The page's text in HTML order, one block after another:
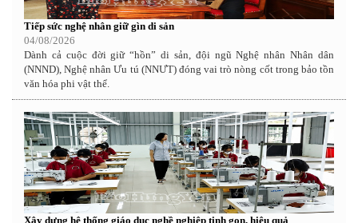
Tiếp sức nghệ nhân giữ gìn di sản
04/08/2026
Dành cả cuộc đời giữ “hồn” di sản, đội ngũ Nghệ nhân Nhân dân
(NNND), Nghệ nhân Ưu tú (NNƯT) đóng vai trò nòng cốt trong bảo tồn
văn hóa phi vật thể.
Xây dựng hệ thống giáo dục nghề nghiệp tinh gọn, hiệu quả